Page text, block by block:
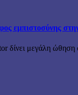
εμπιστοσύνης
δίνει μεγάλη ώθηση